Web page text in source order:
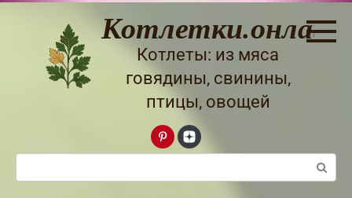
Перейти
Котлетки.онлайн
Котлеты: из мяса
говядины, свинины,
птицы, овощей
Поиск: